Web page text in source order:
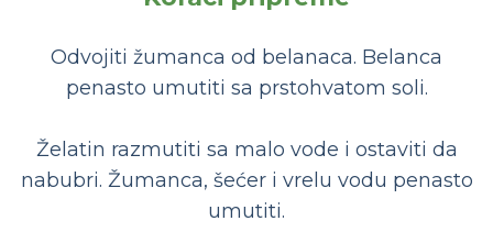
Odvojiti žumanca od belanaca. Belanca
penasto umutiti sa prstohvatom soli.
Želatin razmutiti sa malo vode i ostaviti da
nabubri. Žumanca, šećer i vrelu vodu penasto
umutiti.